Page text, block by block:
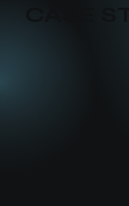
CASE